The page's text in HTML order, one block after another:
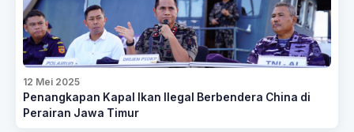
12 Mei 2025
Penangkapan Kapal Ikan Ilegal Berbendera China di
Perairan Jawa Timur